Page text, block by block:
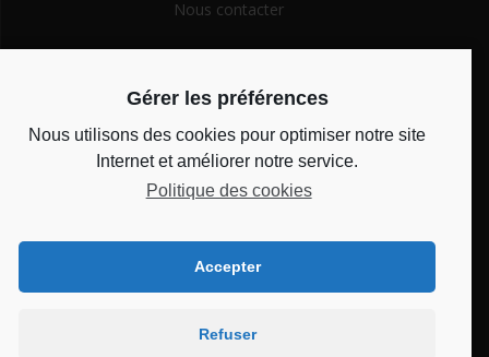
Nous contacter
for:
Horaires d’ouverture
Du lundi au vendredi de 14h à 18h et le mercredi de 10h à
Bienvenue au CSC
Gérer les préférences
Nous utilisons des cookies pour optimiser notre site
Internet et améliorer notre service.
Politique des cookies
Accepter
Refuser